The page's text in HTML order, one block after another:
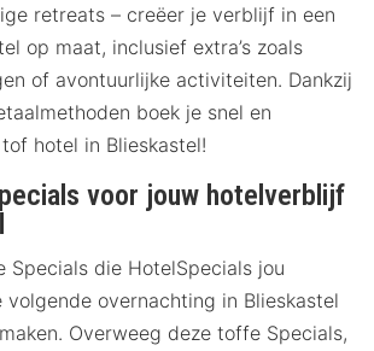
retreats – creëer je verblijf in een
op maat, inclusief extra’s zoals
of avontuurlijke activiteiten. Dankzij
boek je snel en
hotel in Blieskastel!
voor jouw hotelverblijf
Specials die HotelSpecials jou
volgende overnachting in Blieskastel
Overweeg deze toffe Specials,